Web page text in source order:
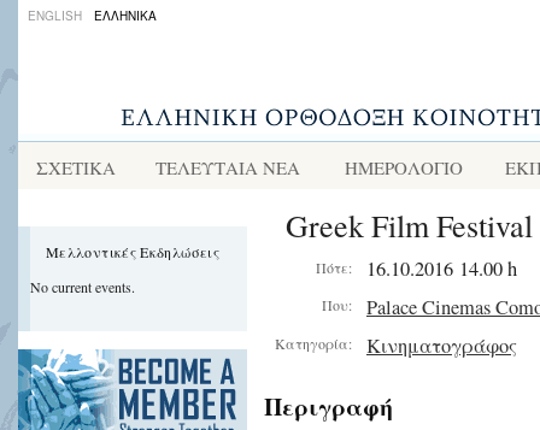
ENGLISH ΕΛΛΗΝΙΚΑ
ΣΧΕΤΙΚΑ ΤΕΛΕΥΤΑΙΑ ΝΕΑ ΗΜΕΡΟΛΟΓΙΟ
Μελλοντικές Εκδηλώσεις
No current events.
Greek Film
Πότε: 16.10.2016 14.00 h
Που: Palace Cinemas
Κατηγορία: Κινηματογράφος
Περιγραφή